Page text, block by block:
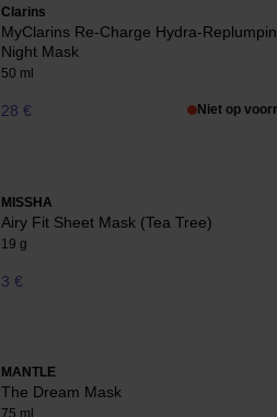
Clarins
MyClarins Re-Charge Hydra-
Night Mask
50 ml
28 € Niet op
MISSHA
Airy Fit Sheet Mask (Tea Tree)
19 g
3 €
MANTLE
The Dream Mask
75 ml